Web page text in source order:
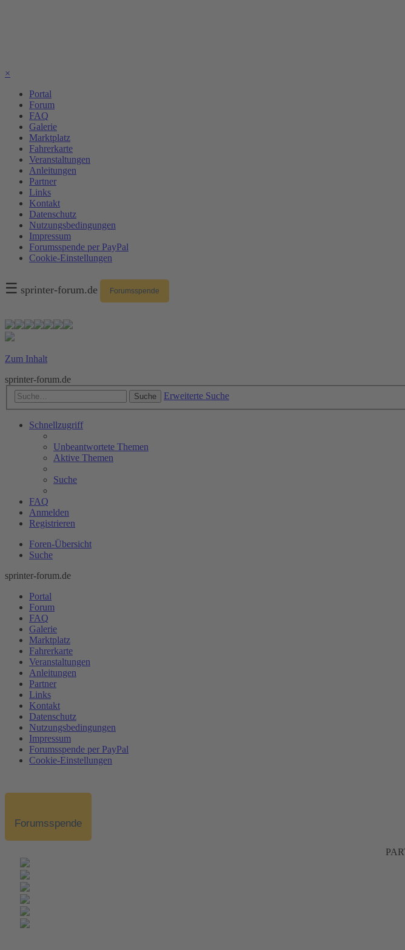
×
Portal
Forum
FAQ
Galerie
Marktplatz
Fahrerkarte
Veranstaltungen
Anleitungen
Partner
Links
Kontakt
Datenschutz
Nutzungsbedingungen
Impressum
Forumsspende per PayPal
Cookie-Einstellungen
☰ sprinter-forum.de Forumsspende
Zum Inhalt
sprinter-forum.de
Suche Erweiterte Suche
Schnellzugriff
Unbeantwortete Themen
Aktive Themen
Suche
FAQ
Anmelden
Registrieren
Foren-Übersicht
Suche
sprinter-forum.de
Portal
Forum
FAQ
Galerie
Marktplatz
Fahrerkarte
Veranstaltungen
Anleitungen
Partner
Links
Kontakt
Datenschutz
Nutzungsbedingungen
Impressum
Forumsspende per PayPal
Cookie-Einstellungen
Forumsspende